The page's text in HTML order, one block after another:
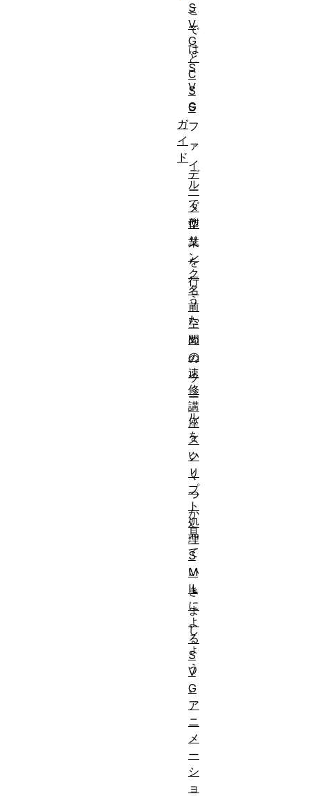
こ
で
は
S
V
G
フ
ァ
イ
ル
で
作
業
を
行
う
た
め
の
ツ
ー
ル
を
い
く
つ
か
見
て
い
き
ま
し
ょ
う
。
S
V
G
と
C
S
S
ガ
イ
ド
デ
ー
タ
型
リ
ン
ク
名
前
空
間
の
速
修
講
座
ス
ク
リ
プ
ト
処
理
S
M
IL
に
よ
る
S
V
G
ア
ニ
メ
ー
シ
ョ